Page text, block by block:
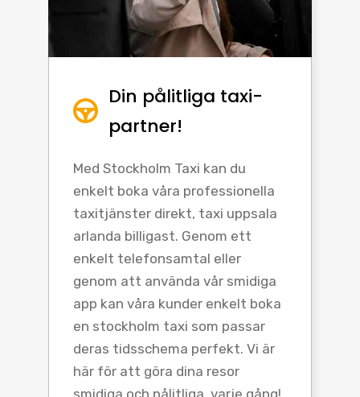
Din pålitliga taxi-
partner!
Med Stockholm Taxi kan du
enkelt boka våra professionella
taxitjänster direkt, taxi uppsala
arlanda billigast. Genom ett
enkelt telefonsamtal eller
genom att använda vår smidiga
app kan våra kunder enkelt boka
en stockholm taxi som passar
deras tidsschema perfekt. Vi är
här för att göra dina resor
smidiga och pålitliga, varje gång!